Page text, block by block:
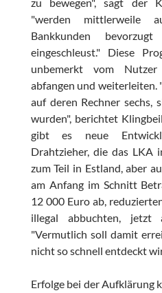
zu bewegen", sagt der
"werden mittlerweile
Bankkunden
eingeschleust." Diese
unbemerkt vom
abfangen und weiterleiten.
auf deren Rechner sechs,
wurden", berichtet
gibt es neue
Drahtzieher, die das LKA
zum Teil in Estland, aber
am Anfang im Schnitt
12 000 Euro ab,
illegal abbuchten,
"Vermutlich soll damit
nicht so schnell entdeckt
Erfolge bei der Aufklärung